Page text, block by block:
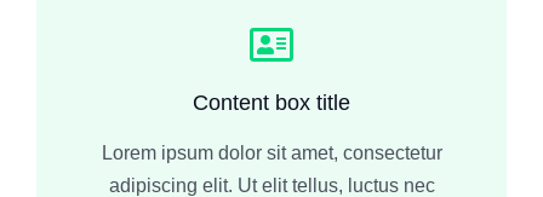
Content box title
Lorem ipsum dolor sit amet, consectetur
adipiscing elit. Ut elit tellus, luctus nec